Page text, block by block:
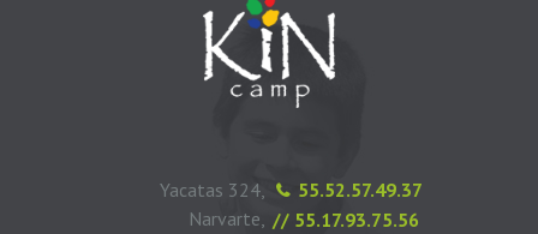
55.52.57.49.37
// 55.17.93.75.56
Yacatas 324,
Narvarte,